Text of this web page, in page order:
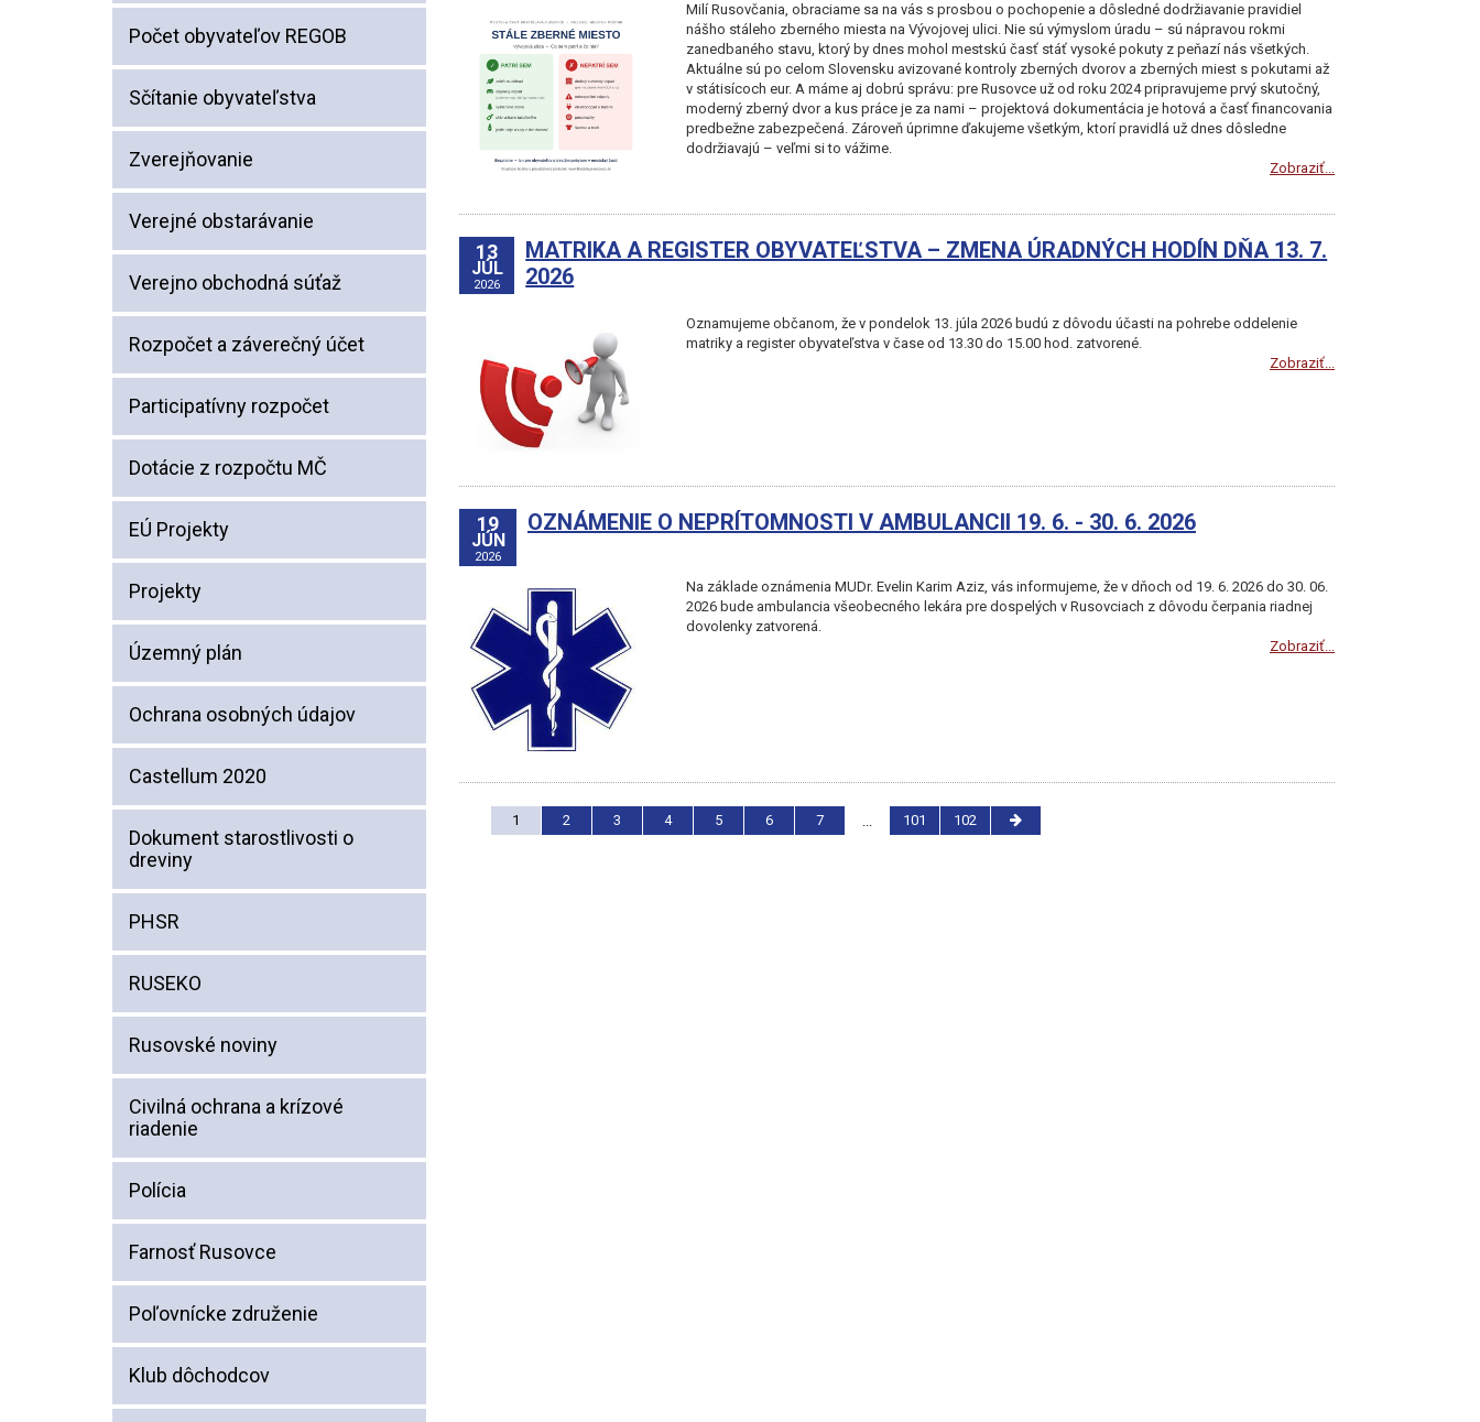
Počet obyvateľov REGOB
Sčítanie obyvateľstva
Zverejňovanie
Verejné obstarávanie
Verejno obchodná súťaž
Rozpočet a záverečný účet
Participatívny rozpočet
Dotácie z rozpočtu MČ
EÚ Projekty
Projekty
Územný plán
Ochrana osobných údajov
Castellum 2020
Dokument starostlivosti o
dreviny
PHSR
RUSEKO
Rusovské noviny
Civilná ochrana a krízové
riadenie
Polícia
Farnosť Rusovce
Poľovnícke združenie
Klub dôchodcov
Milí Rusovčania, obraciame sa na vás s prosbou o pochopenie a dôsledné dodržiavanie pravidiel
nášho stáleho zberného miesta na Vývojovej ulici. Nie sú výmyslom úradu – sú nápravou rokmi
zanedbaného stavu, ktorý by dnes mohol mestskú časť stáť vysoké pokuty z peňazí nás všetkých.
Aktuálne sú po celom Slovensku avizované kontroly zberných dvorov a zberných miest s pokutami až
v státisícoch eur. A máme aj dobrú správu: pre Rusovce už od roku 2024 pripravujeme prvý skutočný,
moderný zberný dvor a kus práce je za nami – projektová dokumentácia je hotová a časť financovania
predbežne zabezpečená. Zároveň úprimne ďakujeme všetkým, ktorí pravidlá už dnes dôsledne
dodržiavajú – veľmi si to vážime.
Zobraziť...
13
JÚL
2026
MATRIKA A REGISTER OBYVATEĽSTVA – ZMENA ÚRADNÝCH HODÍN DŇA 13. 7.
2026
Oznamujeme občanom, že v pondelok 13. júla 2026 budú z dôvodu účasti na pohrebe oddelenie
matriky a register obyvateľstva v čase od 13.30 do 15.00 hod. zatvorené.
Zobraziť...
19
JÚN
2026
OZNÁMENIE O NEPRÍTOMNOSTI V AMBULANCII 19. 6. - 30. 6. 2026
Na základe oznámenia MUDr. Evelin Karim Aziz, vás informujeme, že v dňoch od 19. 6. 2026 do 30. 06.
2026 bude ambulancia všeobecného lekára pre dospelých v Rusovciach z dôvodu čerpania riadnej
dovolenky zatvorená.
Zobraziť...
1 2 3 4 5 6 7 ... 101 102